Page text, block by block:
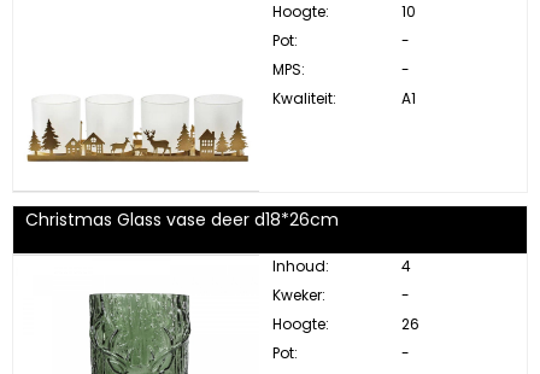
Hoogte:
10
Pot:
-
MPS:
-
Kwaliteit:
A1
Christmas Glass vase deer d18*26cm
Inhoud:
4
Kweker:
-
Hoogte:
26
Pot:
-